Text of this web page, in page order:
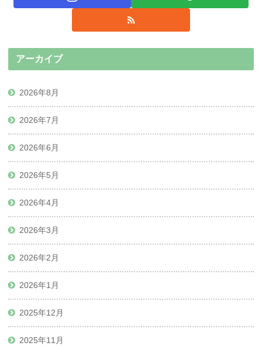
アーカイブ
2026年8月
2026年7月
2026年6月
2026年5月
2026年4月
2026年3月
2026年2月
2026年1月
2025年12月
2025年11月